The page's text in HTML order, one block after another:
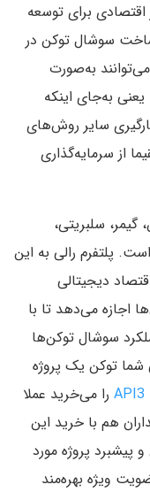
برای توسعه
سوشال توکن در
به‌صورت
یعنی به‌جای اینکه
سایر روش‌های
از سرمایه‌گذاری
گیمر، سلبریتی،
پلتفرم رالی به این
دیجیتالی
اجازه می‌دهد تا با
سوشال توکن‌ها
توکن یک پروژه
API3 را می‌خرید عملا
هم با خرید این
پروژه مورد
ویژه بهره‌مند